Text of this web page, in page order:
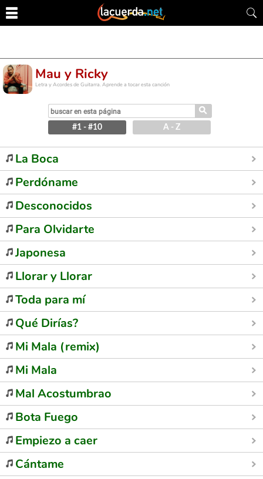
Mau y Ricky
Letra y Acordes de Guitarra. Aprende a tocar esta canción
⚲
#1 - #10 A - Z
La Boca
Perdóname
Desconocidos
Para Olvidarte
Japonesa
Llorar y Llorar
Toda para mí
Qué Dirías?
Mi Mala (remix)
Mi Mala
Mal Acostumbrao
Bota Fuego
Empiezo a caer
Cántame